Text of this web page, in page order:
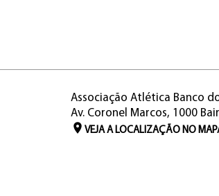
Associação Atlética Banco
Av. Coronel Marcos, 1000
VEJA A LOCALIZAÇÃO NO